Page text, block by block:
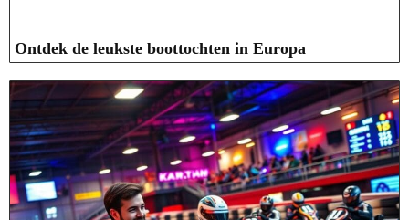
Ontdek de leukste boottochten in Europa